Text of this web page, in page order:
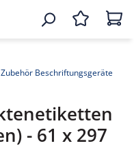
Zubehör Beschriftungsgeräte
- 61 x 297